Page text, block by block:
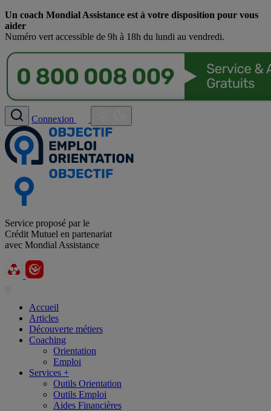
Un coach Mondial Assistance est à votre disposition pour vous
aider
Numéro vert accessible de 9h à 18h du lundi au vendredi.
Connexion
Service proposé par le
Crédit Mutuel en partenariat
avec Mondial Assistance
Accueil
Articles
Découverte métiers
Coaching
Orientation
Emploi
Services +
Outils Orientation
Outils Emploi
Aides Financières